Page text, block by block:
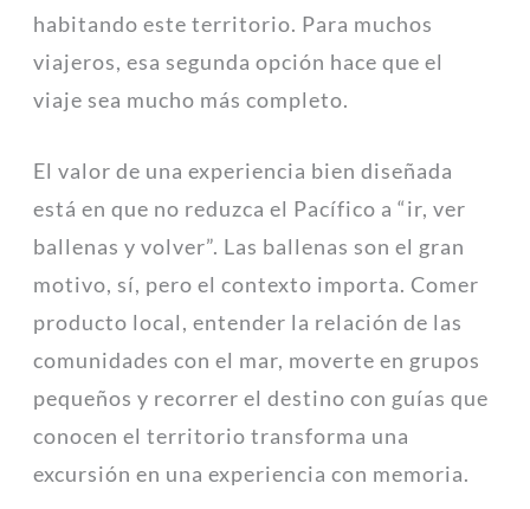
habitando este territorio. Para muchos
viajeros, esa segunda opción hace que el
viaje sea mucho más completo.
El valor de una experiencia bien diseñada
está en que no reduzca el Pacífico a “ir, ver
ballenas y volver”. Las ballenas son el gran
motivo, sí, pero el contexto importa. Comer
producto local, entender la relación de las
comunidades con el mar, moverte en grupos
pequeños y recorrer el destino con guías que
conocen el territorio transforma una
excursión en una experiencia con memoria.